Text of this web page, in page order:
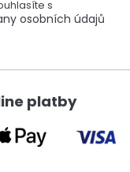
k
s
s
osobních údajů
platby